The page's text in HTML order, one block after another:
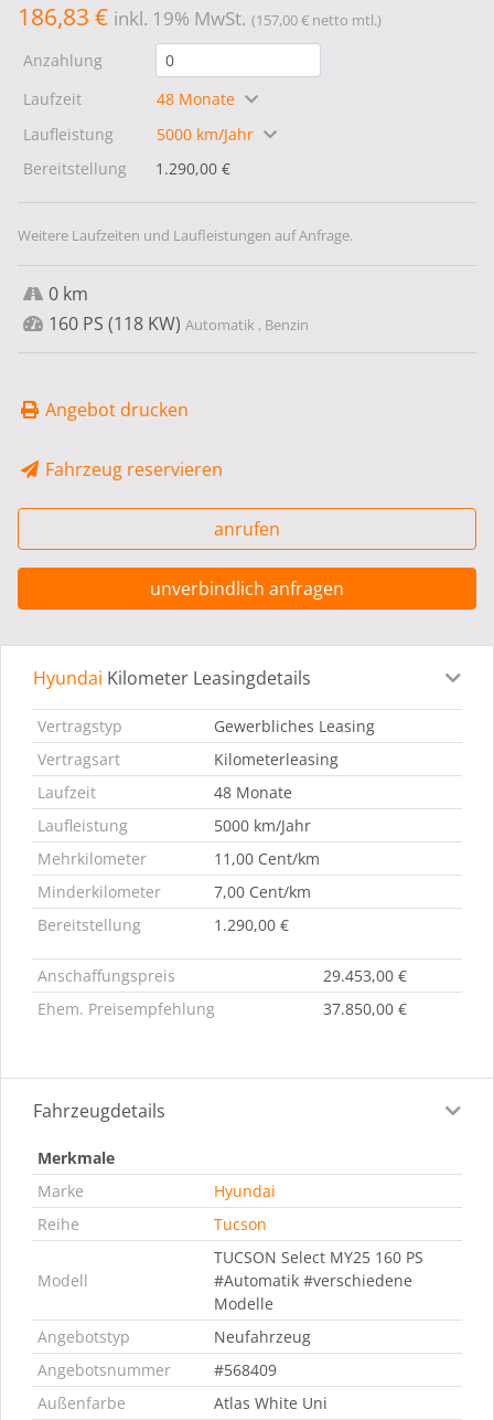
186,83 € inkl. 19% MwSt. (157,00 € netto mtl.)
Anzahlung
Laufzeit
48 Monate
Laufleistung
5000 km/Jahr
Bereitstellung
1.290,00 €
Weitere Laufzeiten und Laufleistungen auf Anfrage.
0 km
160 PS (118 KW) Automatik , Benzin
Angebot drucken
Fahrzeug reservieren
anrufen
unverbindlich anfragen
Leasingdetails Fahrzeugdetails
Hyundai Kilometer Leasingdetails
Vertragstyp
Gewerbliches Leasing
Vertragsart
Kilometerleasing
Laufzeit
48 Monate
Laufleistung
5000 km/Jahr
Mehrkilometer
11,00 Cent/km
Minderkilometer
7,00 Cent/km
Bereitstellung
1.290,00 €
Anschaffungspreis
29.453,00 €
Ehem. Preisempfehlung
37.850,00 €
Fahrzeugdetails
Merkmale
Marke
Hyundai
Reihe
Tucson
Modell
TUCSON Select MY25 160 PS
#Automatik #verschiedene
Modelle
Angebotstyp
Neufahrzeug
Angebotsnummer
#568409
Außenfarbe
Atlas White Uni